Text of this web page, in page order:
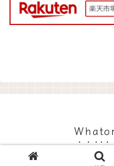
© 2015